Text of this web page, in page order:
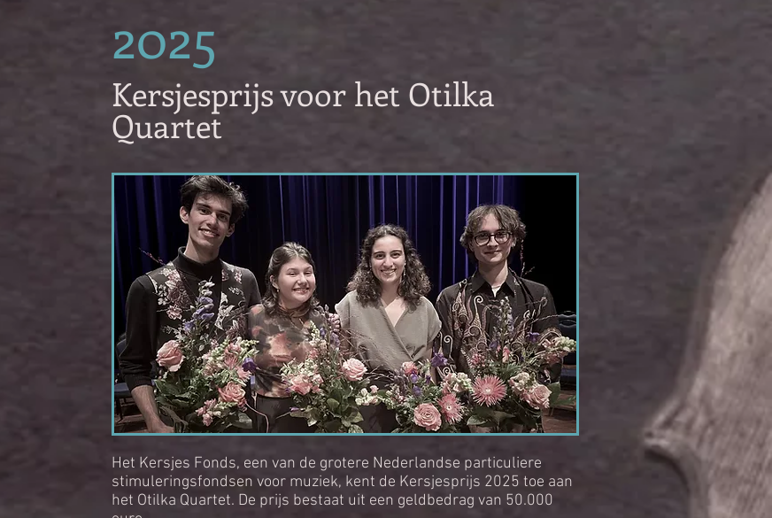
2025
Kersjesprijs voor het Otilka
Quartet
Het Kersjes Fonds, een van de grotere Nederlandse particuliere
stimuleringsfondsen voor muziek, kent de Kersjesprijs 2025 toe aan
het Otilka Quartet. De prijs bestaat uit een geldbedrag van 50.000